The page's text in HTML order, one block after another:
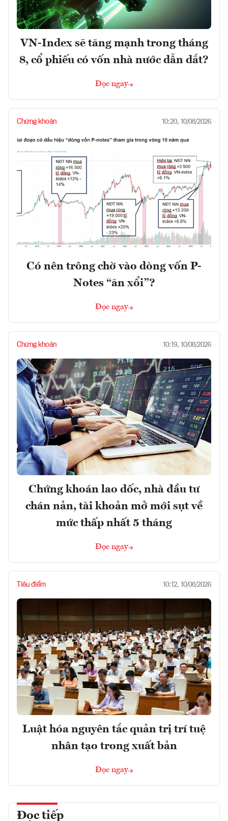
VN-Index sẽ tăng mạnh trong tháng
8, cổ phiếu có vốn nhà nước dẫn dắt?
Đọc ngay
Chứng khoán 10:20, 10/08/2026
Có nên trông chờ vào dòng vốn P-
Notes “ăn xổi”?
Đọc ngay
Chứng khoán 10:19, 10/08/2026
Chứng khoán lao dốc, nhà đầu tư
chán nản, tài khoản mở mới sụt về
mức thấp nhất 5 tháng
Đọc ngay
Tiêu điểm 10:12, 10/08/2026
Luật hóa nguyên tắc quản trị trí tuệ
nhân tạo trong xuất bản
Đọc ngay
Đọc tiếp